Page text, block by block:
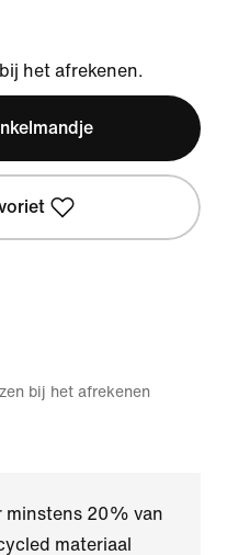
het afrekenen.
bij het afrekenen
minstens 20% van
materiaal